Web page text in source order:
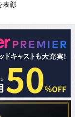
表彰